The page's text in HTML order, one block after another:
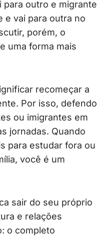
para outro e migrante
e vai para outra no
porém, o
uma forma mais
recomeçar a
Por isso, defendo
ou imigrantes em
jornadas. Quando
para estudar fora ou
você é um
sair do seu próprio
e relações
o completo